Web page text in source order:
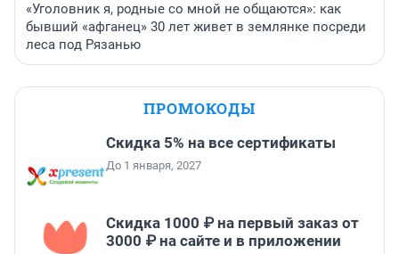
«Уголовник я, родные со мной не общаются»: как
бывший «афганец» 30 лет живет в землянке посреди
леса под Рязанью
ПРОМОКОДЫ
Скидка 5% на все сертификаты
До 1 января, 2027
Скидка 1000 ₽ на первый заказ от
3000 ₽ на сайте и в приложении